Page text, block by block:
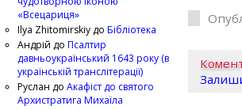
«Всецариця»
Ilya Zhitomirskiy до Бібліотека
Андрій до Псалтир
давньоукраїнський 1643 року (в
українській транслітерації)
Руслан до Акафіст до святого
Архистратига Михаїла